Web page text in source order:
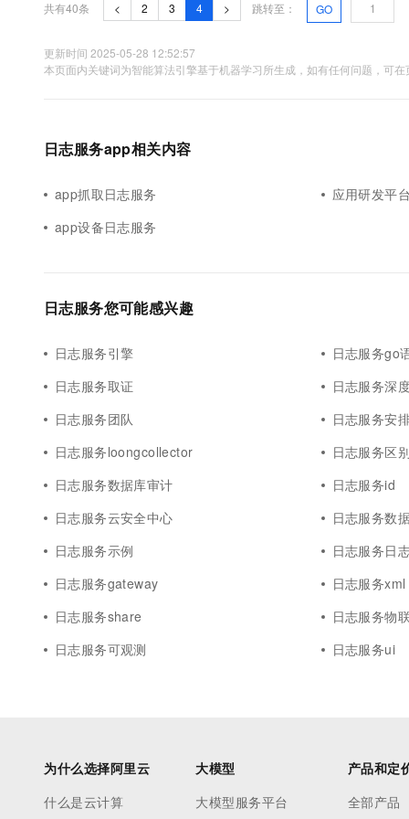
共有40条 < 2 3 4 > 跳转至： GO
更新时间 2025-05-28 12:52:57
本页面内关键词为智能算法引擎基于机器学习所生成，如有任何问题，可
日志服务app相关内容
app抓取日志服务
应用研发平
app设备日志服务
日志服务您可能感兴趣
日志服务引擎
日志服务go
日志服务取证
日志服务深
日志服务团队
日志服务安
日志服务loongcollector
日志服务区
日志服务数据库审计
日志服务id
日志服务云安全中心
日志服务数
日志服务示例
日志服务日
日志服务gateway
日志服务xml
日志服务share
日志服务物
日志服务可观测
日志服务ui
为什么选择阿里云
什么是云计算
大模型
大模型服务平台
产品和定
全部产品